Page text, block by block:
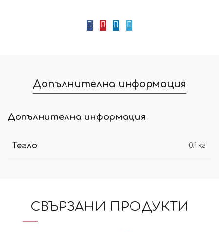
Допълнителна информация
Допълнителна информация
Тегло 0.1 кг
СВЪРЗАНИ ПРОДУКТИ